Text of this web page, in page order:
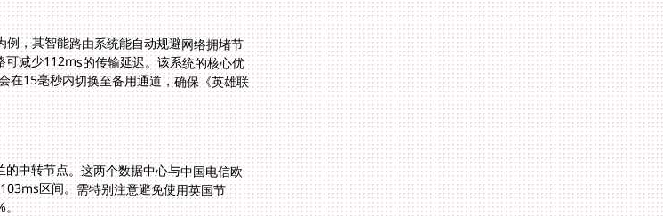
，其智能路由系统能自动规避网络拥堵节
减少112ms的传输延迟。该系统的核心优
15毫秒内切换至备用通道，确保《英雄联
中转节点。这两个数据中心与中国电信欧
迟可稳定在89-103ms区间。需特别注意避免使用英国节
。